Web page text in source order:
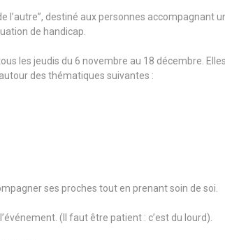
l’autre”, destiné aux personnes accompagnant
de handicap.
les jeudis du 6 novembre au 18 décembre. Elles
des thématiques suivantes :
ses proches tout en prenant soin de soi.
l’événement. (Il faut être patient : c’est du lourd).